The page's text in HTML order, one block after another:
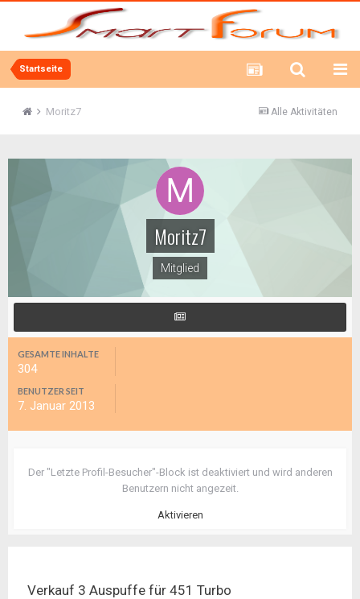
Startseite
Alle Aktivitäten
Moritz7
Moritz7
Mitglied
GESAMTE INHALTE
304
BENUTZER SEIT
7. Januar 2013
Der "Letzte Profil-Besucher"-Block ist deaktiviert und wird anderen
Benutzern nicht angezeit.
Aktivieren
Verkauf 3 Auspuffe für 451 Turbo